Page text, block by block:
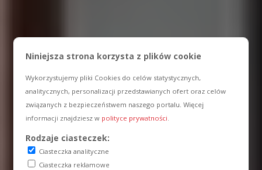
Niniejsza strona korzysta z plików cookie
Wykorzystujemy pliki Cookies do celów statystycznych,
analitycznych, personalizacji przedstawianych ofert oraz celów
związanych z bezpieczeństwem naszego portalu. Więcej
informacji znajdziesz w polityce prywatności.
Rodzaje ciasteczek:
Ciasteczka analityczne
Ciasteczka reklamowe